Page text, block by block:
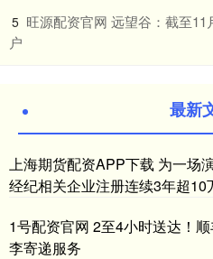
5 旺源配资官网 远望谷：截至11
户
最新
上海期货配资APP下载 为一场
经纪相关企业注册连续3年超10
1号配资官网 2至4小时送达！
李寄递服务